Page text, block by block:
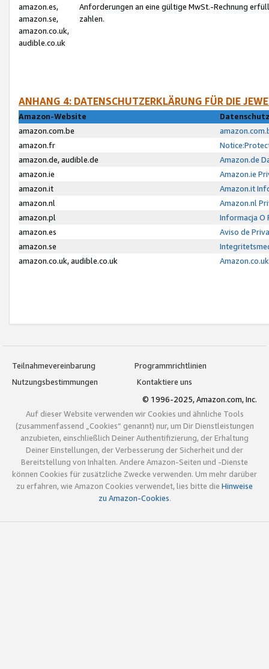
amazon.es,
amazon.se,
amazon.co.uk,
audible.co.uk
Anforderungen an eine gültige MwSt.-Rechnung
zahlen.
ANHANG 4: DATENSCHUTZERKLÄRUNG FÜR DIE
Amazon-Website
amazon.com.be
amazon.fr
amazon.de, audible.de
Amazon.de
amazon.ie
Amazon.ie
amazon.it
Amazon.it
amazon.nl
Amazon.nl
amazon.pl
Informacja O
amazon.es
Aviso de
amazon.se
amazon.co.uk, audible.co.uk
Teilnahmevereinbarung
Programmrichtlinien
Nutzungsbestimmungen
Kontaktiere uns
© 1996-2025, Amazon.com, Inc.
Auf dieser Website verwenden wir Cookies und ähnliche Tools
(zusammenfassend „Cookies“ genannt) nur, um Dir Dienstleistungen
anzubieten, einschließlich Deiner Authentifizierung, der Erhaltung
Deiner Einstellungen, der Verbesserung der Sicherheit und der
Bereitstellung von Inhalten. Andere Amazon-Seiten und -Dienste
können Cookies für zusätzliche Zwecke verwenden. Um mehr darüber
zu erfahren, wie Amazon Cookies verwendet, lies bitte die Hinweise
zu Amazon-Cookies.